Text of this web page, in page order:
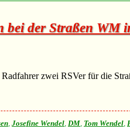
bei der Straßen WM
zwei RSVer für die
, Josefine Wendel, DM, Tom Wendel,